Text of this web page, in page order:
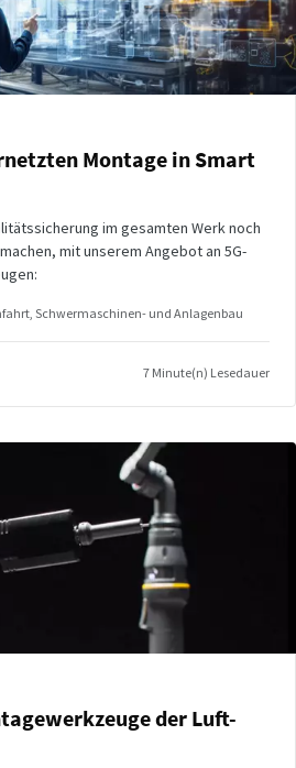
Montage in Smart
im gesamten Werk noch
mit unserem Angebot an 5G-
Schwermaschinen- und Anlagenbau
7 Minute(n) Lesedauer
der Luft-